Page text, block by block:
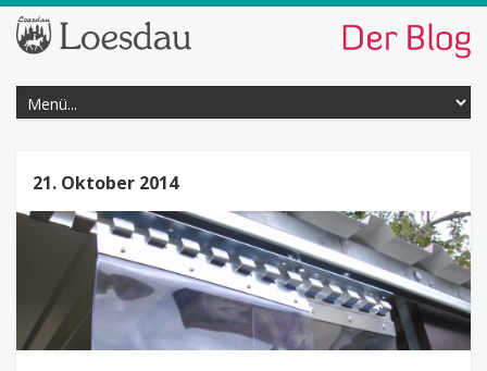
21. Oktober 2014